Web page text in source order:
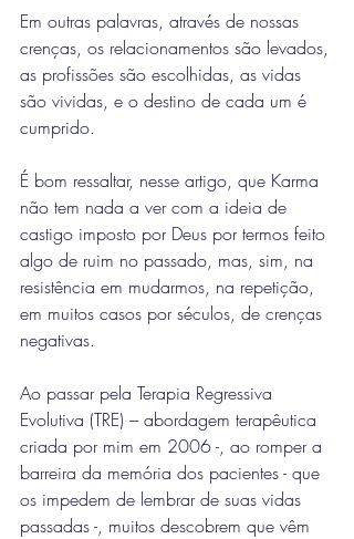
Em outras palavras, através de nossas
crenças, os relacionamentos são levados,
as profissões são escolhidas, as vidas
são vividas, e o destino de cada um é
cumprido.
É bom ressaltar, nesse artigo, que Karma
não tem nada a ver com a ideia de
castigo imposto por Deus por termos feito
algo de ruim no passado, mas, sim, na
resistência em mudarmos, na repetição,
em muitos casos por séculos, de crenças
negativas.
Ao passar pela Terapia Regressiva
Evolutiva (TRE) – abordagem terapêutica
criada por mim em 2006 -, ao romper a
barreira da memória dos pacientes - que
os impedem de lembrar de suas vidas
passadas -, muitos descobrem que vêm